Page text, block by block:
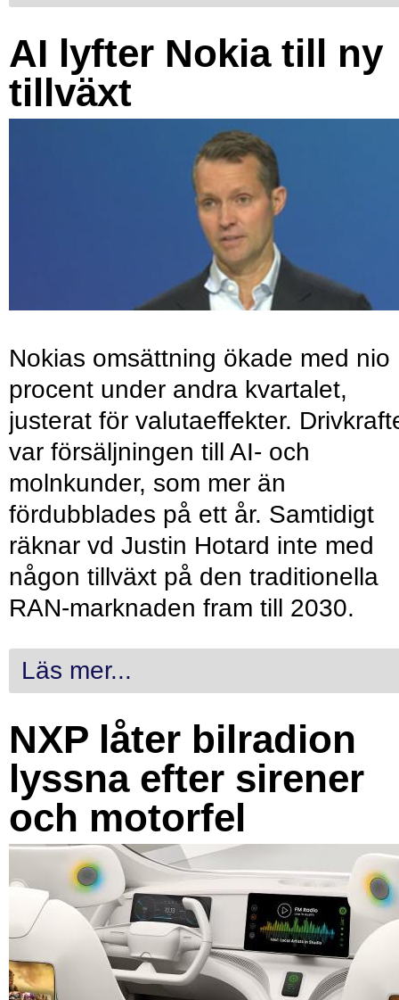
AI lyfter Nokia till ny
tillväxt
Nokias omsättning ökade med nio
procent under andra kvartalet,
justerat för valutaeffekter.
var försäljningen till AI- och
molnkunder, som mer än
fördubblades på ett år. Samtidigt
räknar vd Justin Hotard inte med
någon tillväxt på den traditionella
RAN-marknaden fram till 2030.
Läs mer...
NXP låter bilradion
lyssna efter sirener
och motorfel